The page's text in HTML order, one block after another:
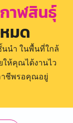
กาฬสินธุ์
มด
นำ ในพื้นที่ใกล้
ห้คุณได้งานไว
าชีพรอคุณอยู่